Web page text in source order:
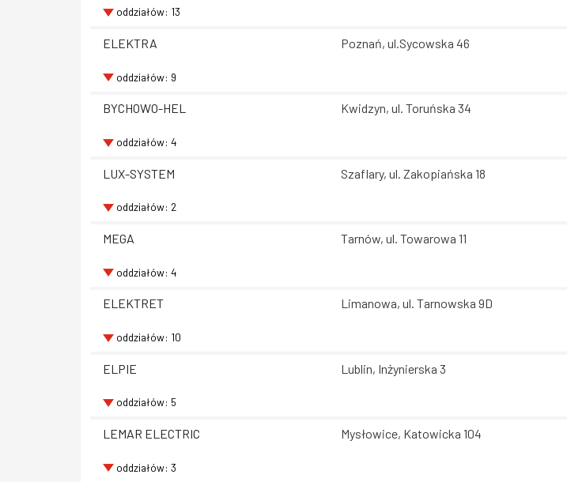
oddziałów: 13
ELEKTRA Poznań, ul.Sycowska 46
oddziałów: 9
BYCHOWO-HEL Kwidzyn, ul. Toruńska 34
oddziałów: 4
LUX-SYSTEM Szaflary, ul. Zakopiańska 18
oddziałów: 2
MEGA Tarnów, ul. Towarowa 11
oddziałów: 4
ELEKTRET Limanowa, ul. Tarnowska 9D
oddziałów: 10
ELPIE Lublin, Inżynierska 3
oddziałów: 5
LEMAR ELECTRIC Mysłowice, Katowicka 104
oddziałów: 3